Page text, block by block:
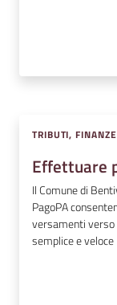
TRIBUTI,
Effettuare
Il Comune di
PagoPA
versamenti verso
semplice e veloce